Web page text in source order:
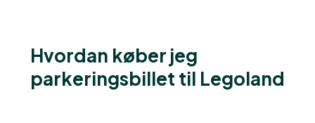
Hvordan køber jeg
parkeringsbillet til Legoland